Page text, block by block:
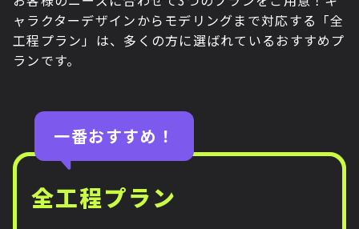
ャラクターデザインからモデリングまで対応する「全
工程プラン」は、多くの方に選ばれているおすすめプ
ランです。
一番おすすめ！
全工程プラン